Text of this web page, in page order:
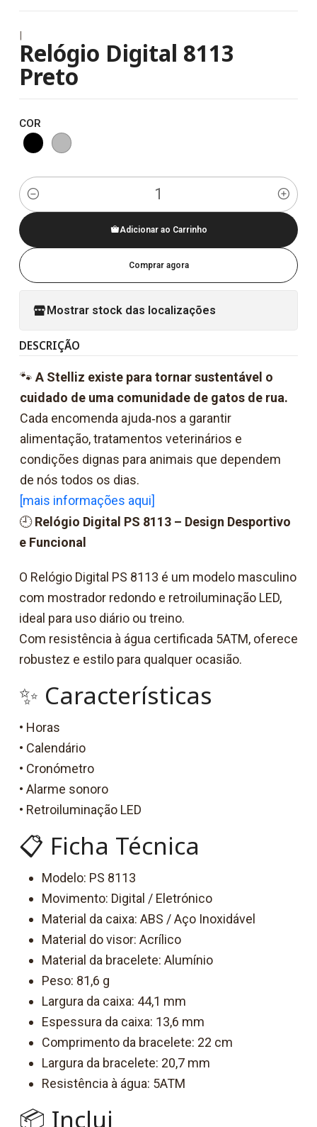
|
Relógio Digital 8113
Preto
COR
Quantidade
Adicionar ao Carrinho
Comprar agora
Mostrar stock das localizações
DESCRIÇÃO
🐾 A Stelliz existe para tornar sustentável o
cuidado de uma comunidade de gatos de rua.
Cada encomenda ajuda‑nos a garantir
alimentação, tratamentos veterinários e
condições dignas para animais que dependem
de nós todos os dias.
[mais informações aqui]
🕘Relógio Digital PS 8113 – Design Desportivo
e Funcional
O Relógio Digital PS 8113 é um modelo masculino
com mostrador redondo e retroiluminação LED,
ideal para uso diário ou treino.
Com resistência à água certificada 5ATM, oferece
robustez e estilo para qualquer ocasião.
✨ Características
• Horas
• Calendário
• Cronómetro
• Alarme sonoro
• Retroiluminação LED
📋 Ficha Técnica
Modelo: PS 8113
Movimento: Digital / Eletrónico
Material da caixa: ABS / Aço Inoxidável
Material do visor: Acrílico
Material da bracelete: Alumínio
Peso: 81,6 g
Largura da caixa: 44,1 mm
Espessura da caixa: 13,6 mm
Comprimento da bracelete: 22 cm
Largura da bracelete: 20,7 mm
Resistência à água: 5ATM
📦 Inclui